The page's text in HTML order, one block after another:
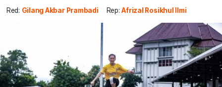
Red: Gilang Akbar Prambadi Rep: Afrizal Rosikhul Ilmi